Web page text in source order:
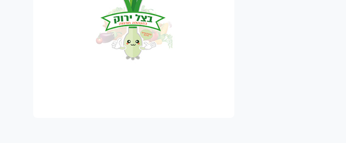
ניתן ליצור איתנו קשר בטלפון ובוואטסאפ: